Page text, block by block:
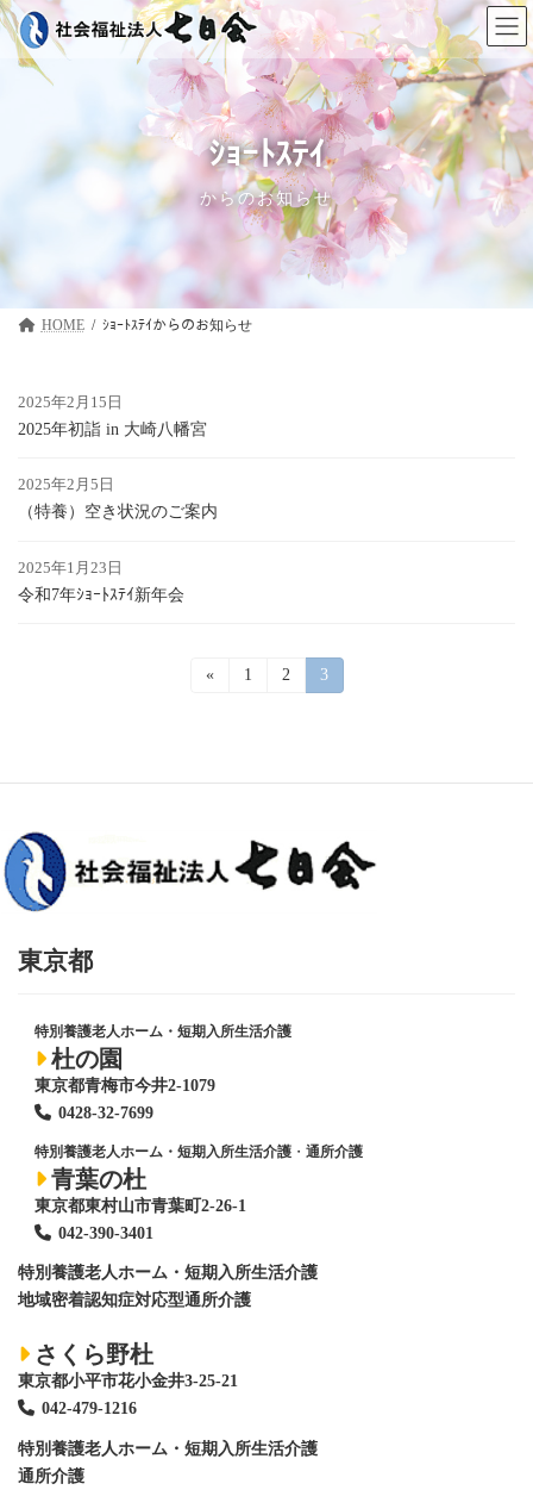
コ
ン
ナ
ビ
ｼｮｰﾄｽﾃｲ
からのお知らせ
HOME ｼｮｰﾄｽﾃｲ
2025年2月15日
2025年初詣 in 大崎八幡宮
2025年2月5日
（特養）空き状況のご案内
2025年1月23日
令和7年ｼｮｰﾄｽﾃｲ新年会
ー
ジ
送
り
«
固
1
固
2
固
定
3
東京都
特別養護老人ホーム・短期入所生活介護
杜の園
東京都青梅市今井2-1079
0428-32-7699
特別養護老人ホーム・短期入所生活介護 ・ 通所介護
青葉の杜
東京都東村山市青葉町2-26-1
042-390-3401
特別養護老人ホーム ・短期入所生活介護
地域密着認知症対応型通所介護
さくら野杜
東京都小平市花小金井3-25-21
042-479-1216
特別養護老人ホーム ・短期入所生活介護
通所介護